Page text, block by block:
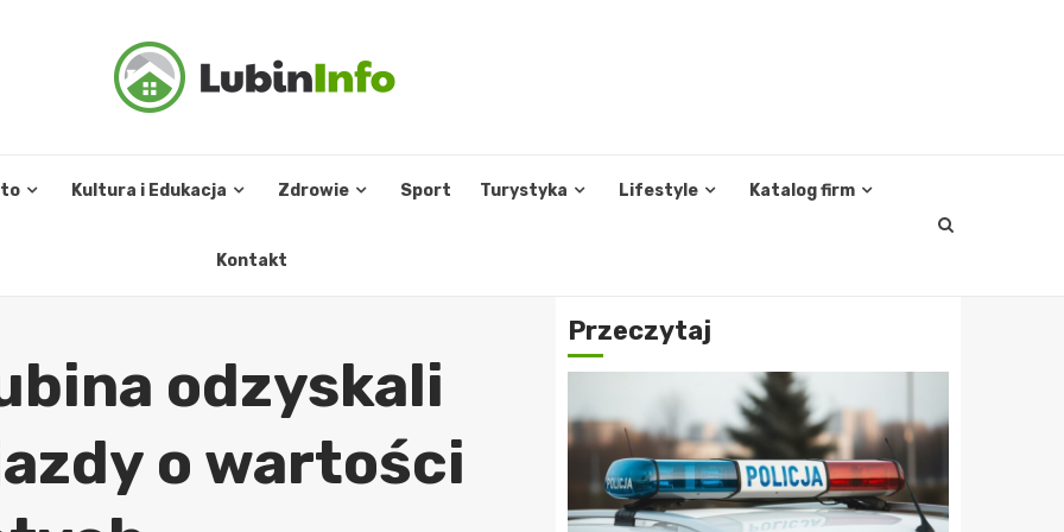
Kultura i Edukacja Zdrowie Sport Turystyka Lifestyle Katalog firm
Kontakt
odzyskali
o wartości
Przeczytaj